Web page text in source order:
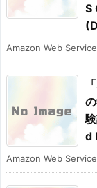
S
Amazon Web
d
Amazon Web